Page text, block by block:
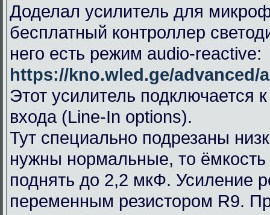
Доделал усилитель для
бесплатный контроллер
него есть режим audio-reactive:
https://kno.wled.ge/advanced/
Этот усилитель подключается
входа (Line-In options).
Тут специально подрезаны
нужны нормальные, то
поднять до 2,2 мкФ. Усиление
переменным резистором R9.